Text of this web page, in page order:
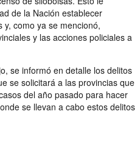
de la Nación establecer
y, como ya se mencionó,
y las acciones policiales a
se informó en detalle los delitos
se solicitará a las provincias que
del año pasado para hacer
se llevan a cabo estos delitos